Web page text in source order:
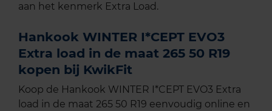
aan het kenmerk Extra Load.
Hankook WINTER I*CEPT EVO3
Extra load in de maat 265 50 R19
kopen bij KwikFit
Koop de Hankook WINTER I*CEPT EVO3 Extra
load in de maat 265 50 R19 eenvoudig online en